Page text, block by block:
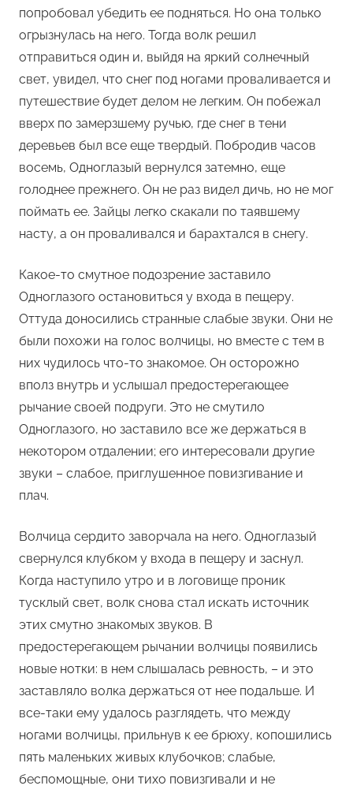
попробовал убедить ее подняться. Но она только
огрызнулась на него. Тогда волк решил
отправиться один и, выйдя на яркий солнечный
свет, увидел, что снег под ногами проваливается и
путешествие будет делом не легким. Он побежал
вверх по замерзшему ручью, где снег в тени
деревьев был все еще твердый. Побродив часов
восемь, Одноглазый вернулся затемно, еще
голоднее прежнего. Он не раз видел дичь, но не мог
поймать ее. Зайцы легко скакали по таявшему
насту, а он проваливался и барахтался в снегу.
Какое-то смутное подозрение заставило
Одноглазого остановиться у входа в пещеру.
Оттуда доносились странные слабые звуки. Они не
были похожи на голос волчицы, но вместе с тем в
них чудилось что-то знакомое. Он осторожно
вполз внутрь и услышал предостерегающее
рычание своей подруги. Это не смутило
Одноглазого, но заставило все же держаться в
некотором отдалении; его интересовали другие
звуки – слабое, приглушенное повизгивание и
плач.
Волчица сердито заворчала на него. Одноглазый
свернулся клубком у входа в пещеру и заснул.
Когда наступило утро и в логовище проник
тусклый свет, волк снова стал искать источник
этих смутно знакомых звуков. В
предостерегающем рычании волчицы появились
новые нотки: в нем слышалась ревность, – и это
заставляло волка держаться от нее подальше. И
все-таки ему удалось разглядеть, что между
ногами волчицы, прильнув к ее брюху, копошились
пять маленьких живых клубочков; слабые,
беспомощные, они тихо повизгивали и не